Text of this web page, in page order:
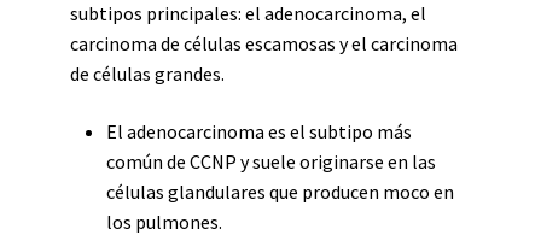
subtipos principales: el adenocarcinoma, el
carcinoma de células escamosas y el carcinoma
de células grandes.
El adenocarcinoma es el subtipo más
común de CCNP y suele originarse en las
células glandulares que producen moco en
los pulmones.